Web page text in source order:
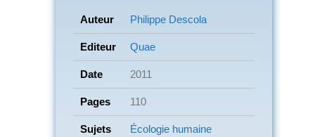
Auteur Philippe Descola
Editeur Quae
Date 2011
Pages 110
Sujets
Écologie humaine